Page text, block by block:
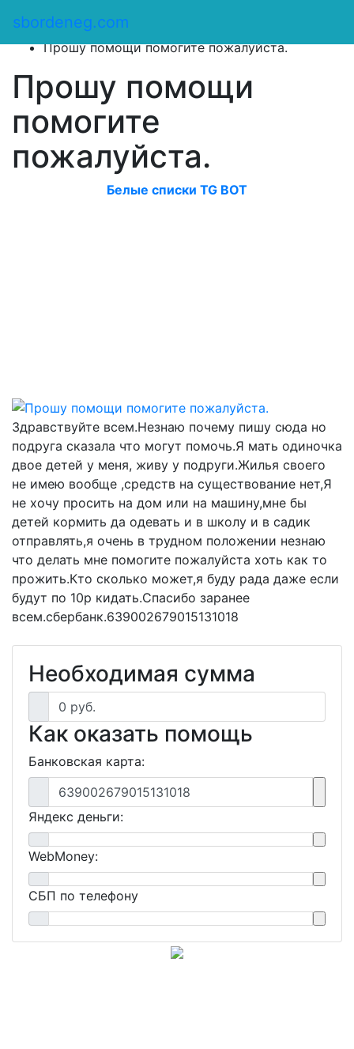
sbordeneg.com
Оказать помощь
Прошу помощи помогите пожалуйста.
Прошу помощи
помогите
пожалуйста.
Белые списки TG BOT
Здравствуйте всем.Незнаю почему пишу сюда но
подруга сказала что могут помочь.Я мать одиночка
двое детей у меня, живу у подруги.Жилья своего
не имею вообще ,средств на существование нет,Я
не хочу просить на дом или на машину,мне бы
детей кормить да одевать и в школу и в садик
отправлять,я очень в трудном положении незнаю
что делать мне помогите пожалуйста хоть как то
прожить.Кто сколько может,я буду рада даже если
будут по 10р кидать.Спасибо заранее
всем.сбербанк.639002679015131018
Необходимая сумма
0 руб.
Как оказать помощь
Банковская карта:
639002679015131018
Яндекс деньги:
WebMoney:
СБП по телефону